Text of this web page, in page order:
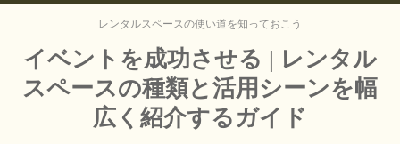
レンタルスペースの使い道を知っておこう
イベントを成功させる | レンタル
スペースの種類と活用シーンを幅
広く紹介するガイド